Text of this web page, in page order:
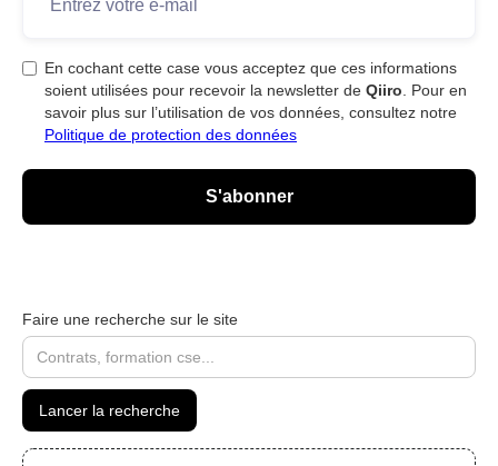
En cochant cette case vous acceptez que ces informations
soient utilisées pour recevoir la newsletter de Qiiro. Pour en
savoir plus sur l’utilisation de vos données, consultez notre
Politique de protection des données
Faire une recherche sur le site